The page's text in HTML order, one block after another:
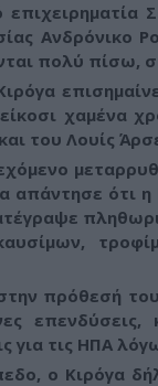
Ανδρόνικο
πολύ πίσω,
χαμένα
του Λουίς
απάντησε ότι η
πρόθεσή
επενδύσεις,
για τις ΗΠΑ
ο Κιρόγα